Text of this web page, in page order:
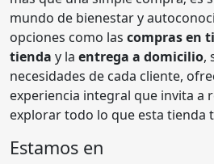
mundo de bienestar y
opciones como las compras en
tienda y la entrega a domicilio,
necesidades de cada cliente,
experiencia integral que invita a
explorar todo lo que esta tienda
Estamos en